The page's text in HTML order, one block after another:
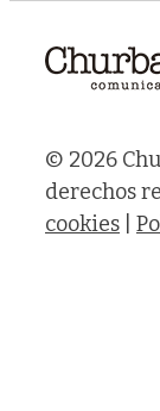
© 2026
derechos
cookies